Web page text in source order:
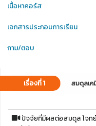
เนื้อหาคอร์ส
เอกสารประกอบการเรียน
ถาม/ตอบ
เรื่องที่ 1 สมดุลเค
ปัจจัยที่มีผลต่อสมดุล โจทย์